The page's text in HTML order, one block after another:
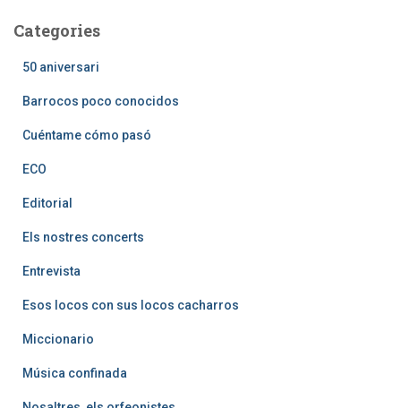
Categories
50 aniversari
Barrocos poco conocidos
Cuéntame cómo pasó
ECO
Editorial
Els nostres concerts
Entrevista
Esos locos con sus locos cacharros
Miccionario
Música confinada